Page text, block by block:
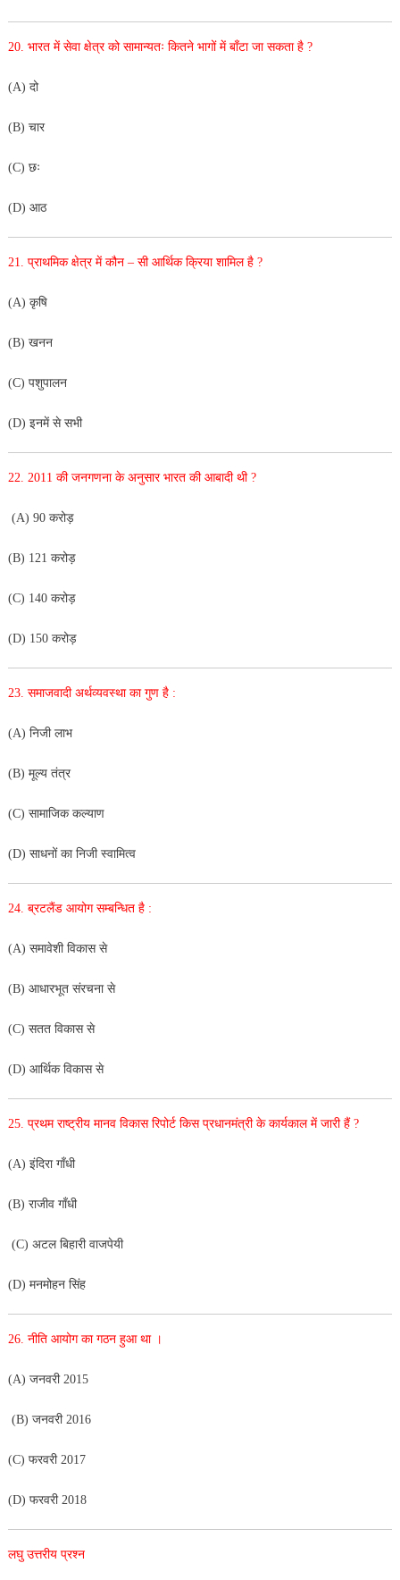
20. भारत में सेवा क्षेत्र को सामान्यतः कितने भागों में बाँटा जा सकता है ?
(A) दो
(B) चार
(C) छः
(D) आठ
21. प्राथमिक क्षेत्र में कौन – सी आर्थिक क्रिया शामिल है ?
(A) कृषि
(B) खनन
(C) पशुपालन
(D) इनमें से सभी
22. 2011 की जनगणना के अनुसार भारत की आबादी थी ?
(A) 90 करोड़
(B) 121 करोड़
(C) 140 करोड़
(D) 150 करोड़
23. समाजवादी अर्थव्यवस्था का गुण है :
(A) निजी लाभ
(B) मूल्य तंत्र
(C) सामाजिक कल्याण
(D) साधनों का निजी स्वामित्व
24. ब्रटलैंड आयोग सम्बन्धित है :
(A) समावेशी विकास से
(B) आधारभूत संरचना से
(C) सतत विकास से
(D) आर्थिक विकास से
25. प्रथम राष्ट्रीय मानव विकास रिपोर्ट किस प्रधानमंत्री के कार्यकाल में जारी हैं ?
(A) इंदिरा गाँधी
(B) राजीव गाँधी
(C) अटल बिहारी वाजपेयी
(D) मनमोहन सिंह
26. नीति आयोग का गठन हुआ था ।
(A) जनवरी 2015
(B) जनवरी 2016
(C) फरवरी 2017
(D) फरवरी 2018
लघु उत्तरीय प्रश्न